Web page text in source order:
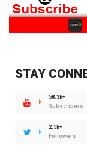
STAY
58.3k+
Subscribers
2.5k+
Followers